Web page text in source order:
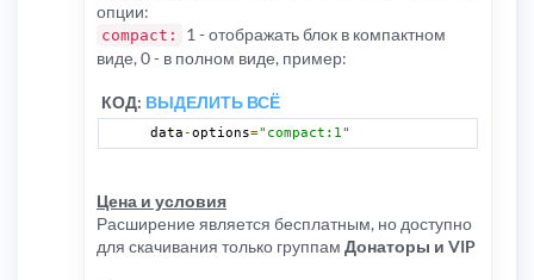
опции:
compact:
1 - отображать блок в компактном
виде, 0 - в полном виде, пример:
КОД: ВЫДЕЛИТЬ ВСЁ
data-options="compact:1"
Цена и условия
Расширение является бесплатным, но доступно
для скачивания только группам Донаторы и VIP